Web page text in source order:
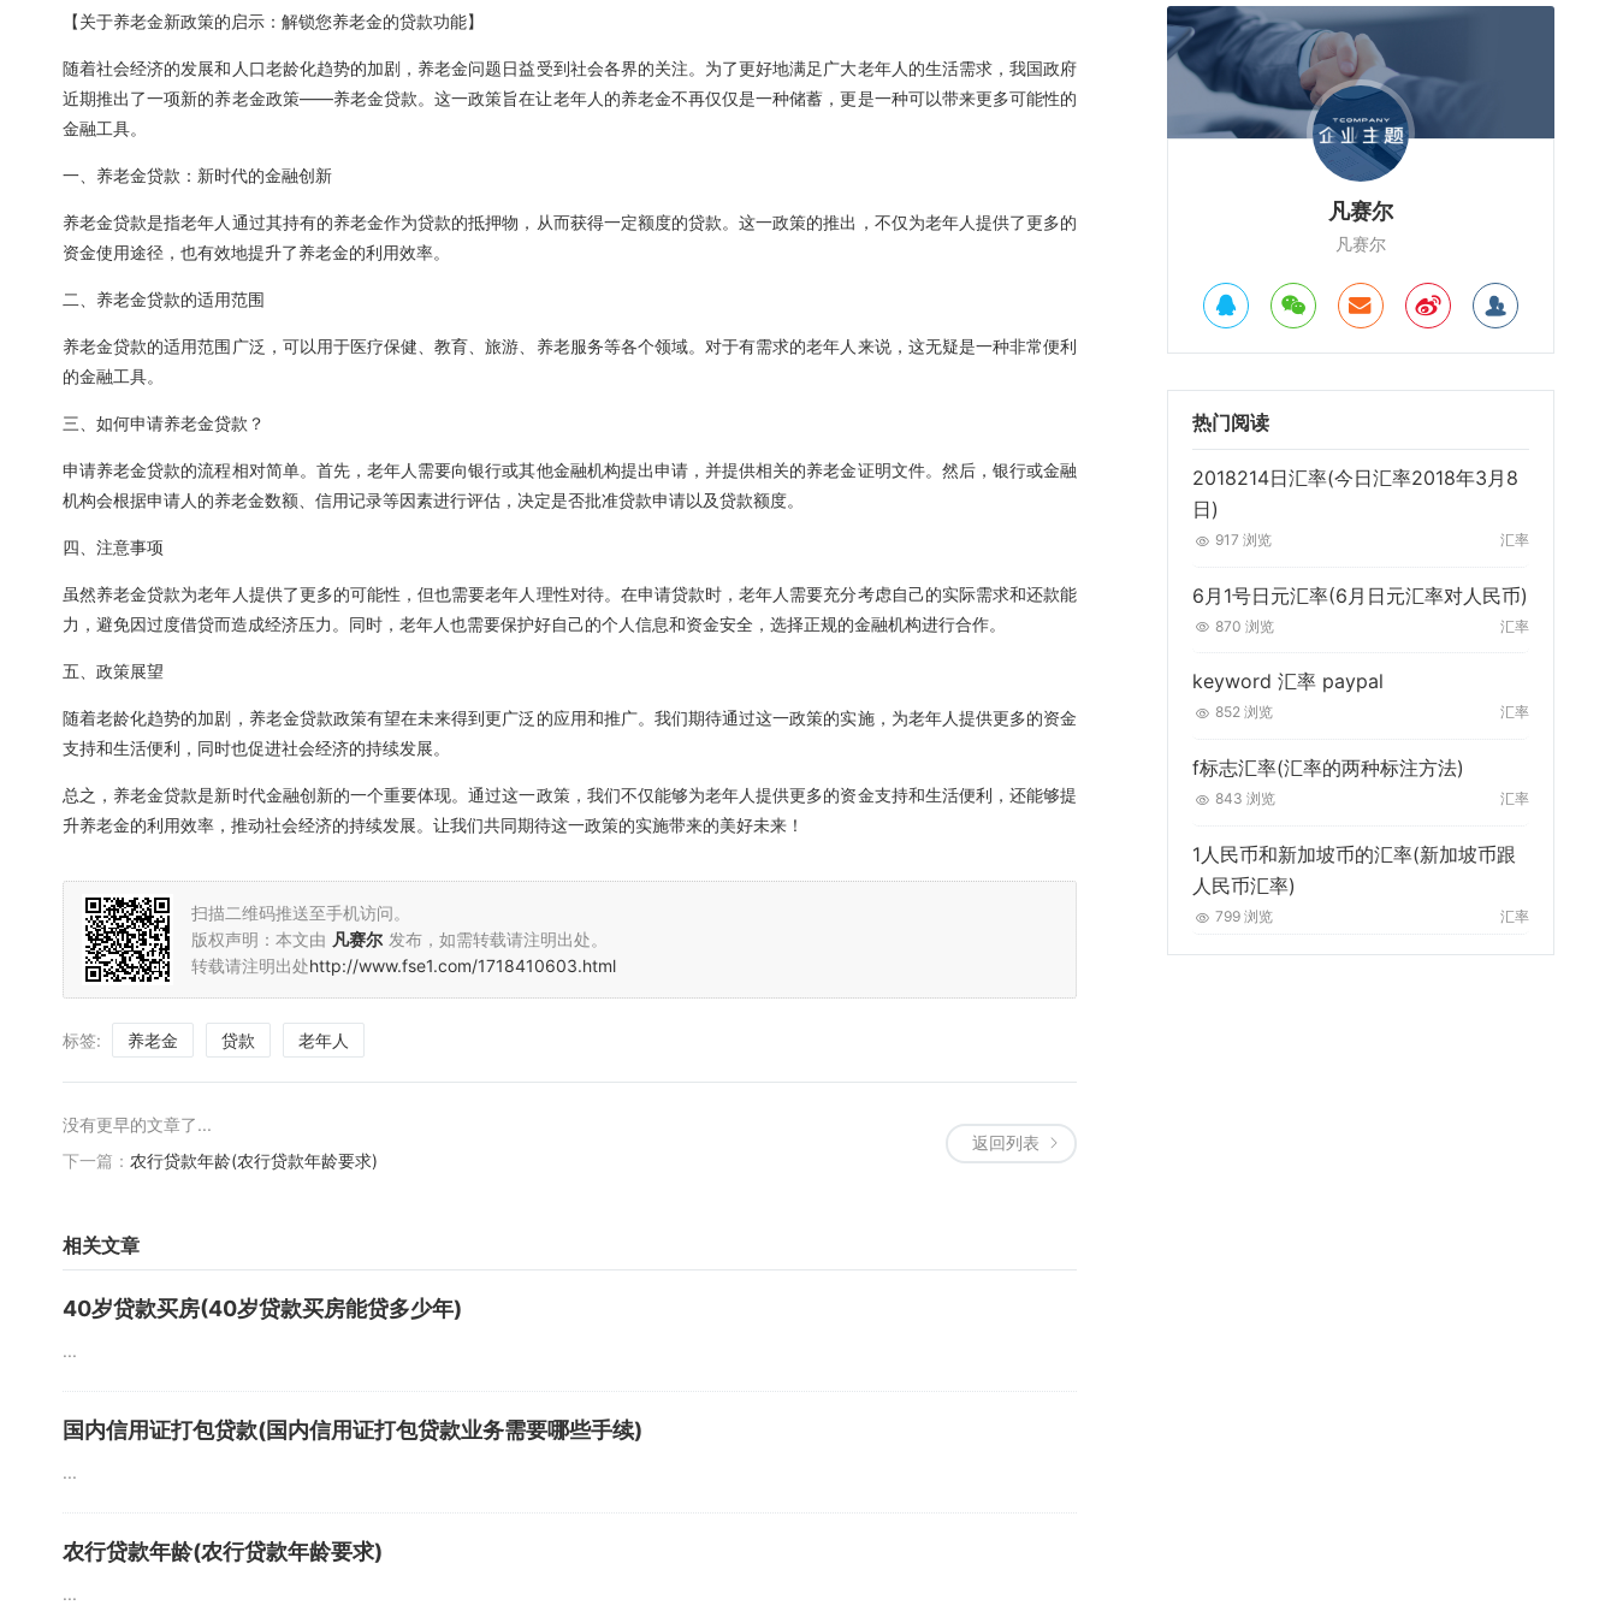
【关于养老金新政策的启示：解锁您养老金的贷款功能】
随着社会经济的发展和人口老龄化趋势的加剧，养老金问题日益受到社会各界的关注。为了更好地满足广大老年人的生活需求，我国政府
近期推出了一项新的养老金政策——养老金贷款。这一政策旨在让老年人的养老金不再仅仅是一种储蓄，更是一种可以带来更多可能性的
金融工具。
一、养老金贷款：新时代的金融创新
养老金贷款是指老年人通过其持有的养老金作为贷款的抵押物，从而获得一定额度的贷款。这一政策的推出，不仅为老年人提供了更多的
资金使用途径，也有效地提升了养老金的利用效率。
二、养老金贷款的适用范围
养老金贷款的适用范围广泛，可以用于医疗保健、教育、旅游、养老服务等各个领域。对于有需求的老年人来说，这无疑是一种非常便利
的金融工具。
三、如何申请养老金贷款？
申请养老金贷款的流程相对简单。首先，老年人需要向银行或其他金融机构提出申请，并提供相关的养老金证明文件。然后，银行或金融
机构会根据申请人的养老金数额、信用记录等因素进行评估，决定是否批准贷款申请以及贷款额度。
四、注意事项
虽然养老金贷款为老年人提供了更多的可能性，但也需要老年人理性对待。在申请贷款时，老年人需要充分考虑自己的实际需求和还款能
力，避免因过度借贷而造成经济压力。同时，老年人也需要保护好自己的个人信息和资金安全，选择正规的金融机构进行合作。
五、政策展望
随着老龄化趋势的加剧，养老金贷款政策有望在未来得到更广泛的应用和推广。我们期待通过这一政策的实施，为老年人提供更多的资金
支持和生活便利，同时也促进社会经济的持续发展。
总之，养老金贷款是新时代金融创新的一个重要体现。通过这一政策，我们不仅能够为老年人提供更多的资金支持和生活便利，还能够提
升养老金的利用效率，推动社会经济的持续发展。让我们共同期待这一政策的实施带来的美好未来！
扫描二维码推送至手机访问。
版权声明：本文由 凡赛尔 发布，如需转载请注明出处。
转载请注明出处http://www.fse1.com/1718410603.html
标签: 养老金 贷款 老年人
返回列表
没有更早的文章了...
下一篇： 农行贷款年龄(农行贷款年龄要求)
相关文章
40岁贷款买房(40岁贷款买房能贷多少年)
...
国内信用证打包贷款(国内信用证打包贷款业务需要哪些手续)
...
农行贷款年龄(农行贷款年龄要求)
...
凡赛尔
凡赛尔
热门阅读
2018214日汇率(今日汇率2018年3月8
日)
917 浏览 汇率
6月1号日元汇率(6月日元汇率对人民币)
870 浏览 汇率
keyword 汇率 paypal
852 浏览 汇率
f标志汇率(汇率的两种标注方法)
843 浏览 汇率
1人民币和新加坡币的汇率(新加坡币跟
人民币汇率)
799 浏览 汇率